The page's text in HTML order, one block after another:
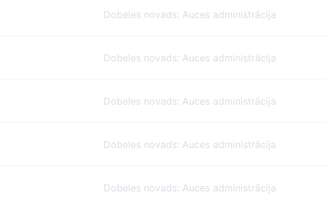
Dobeles novads: Auces administrācija
Dobeles novads: Auces administrācija
Dobeles novads: Auces administrācija
Dobeles novads: Auces administrācija
Dobeles novads: Auces administrācija